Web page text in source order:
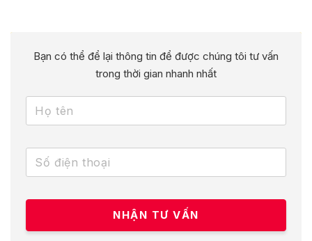
Bạn có thể để lại thông tin để được chúng tôi tư vấn
trong thời gian nhanh nhất